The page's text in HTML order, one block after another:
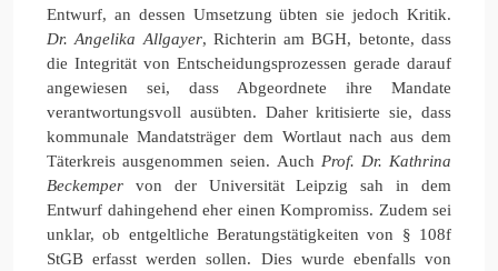
Entwurf, an dessen Umsetzung übten sie jedoch Kritik.
Dr. Angelika Allgayer, Richterin am BGH, betonte, dass
die Integrität von Entscheidungsprozessen gerade darauf
angewiesen sei, dass Abgeordnete ihre Mandate
verantwortungsvoll ausübten. Daher kritisierte sie, dass
kommunale Mandatsträger dem Wortlaut nach aus dem
Täterkreis ausgenommen seien. Auch Prof. Dr. Kathrina
Beckemper von der Universität Leipzig sah in dem
Entwurf dahingehend eher einen Kompromiss. Zudem sei
unklar, ob entgeltliche Beratungstätigkeiten von § 108f
StGB erfasst werden sollen. Dies wurde ebenfalls von